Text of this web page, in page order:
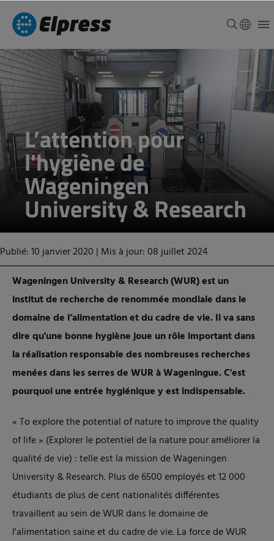
L’attention pour
l'hygiène de
Wageningen
University & Research
Publié: 10 janvier 2020 | Mis à jour: 08 juillet 2024
Wageningen University & Research (WUR) est un
institut de recherche de renommée mondiale dans le
domaine de l’alimentation et du cadre de vie. Il va sans
dire qu'une bonne hygiène joue un rôle important dans
la réalisation responsable des nombreuses recherches
menées dans les serres de WUR à Wageningue. C'est
pourquoi une entrée hygiénique y est indispensable.
« To explore the potential of nature to improve the quality
of life » (Explorer le potentiel de la nature pour améliorer la
qualité de vie) : telle est la mission de Wageningen
University & Research. Plus de 6500 employés et 12 000
étudiants de plus de cent nationalités différentes
travaillent au sein de WUR dans le domaine de
l'alimentation saine et du cadre de vie. La force de WUR